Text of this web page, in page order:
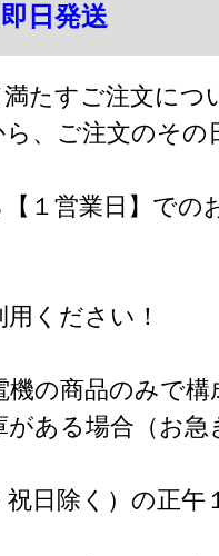
日発送
たすご注文につ
ら、ご注文のそ
１営業日】での
ください！
の商品のみで構
ある場合（お急
日除く）の正午